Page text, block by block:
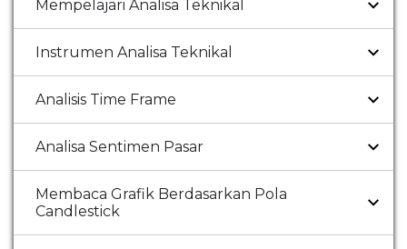
Mempelajari Analisa Teknikal
Instrumen Analisa Teknikal
Analisis Time Frame
Analisa Sentimen Pasar
Membaca Grafik Berdasarkan Pola
Candlestick